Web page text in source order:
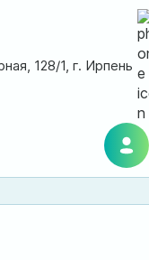
128/1, г. Ирпень